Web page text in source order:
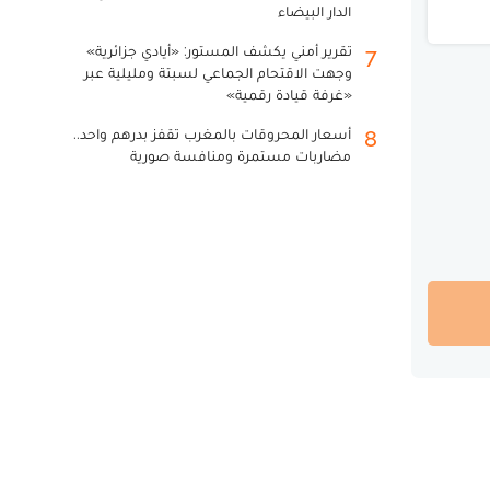
الدار البيضاء
7
تقرير أمني يكشف المستور: «أيادي جزائرية»
وجهت الاقتحام الجماعي لسبتة ومليلية عبر
«غرفة قيادة رقمية»
8
أسعار المحروقات بالمغرب تقفز بدرهم واحد..
مضاربات مستمرة ومنافسة صورية